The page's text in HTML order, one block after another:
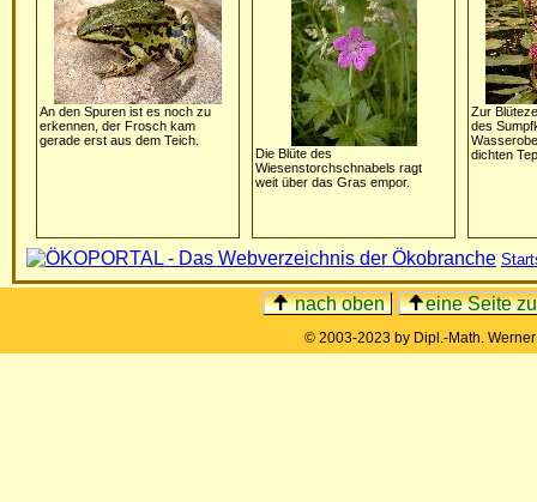
An den Spuren ist es noch zu
erkennen, der Frosch kam
gerade erst aus dem Teich.
Die Blüte des
Wiesenstorchschnabels ragt
weit über das Gras empor.
Zur
des
dichten
nach oben eine Seite
© 2003-2023 by Dipl.-Math.